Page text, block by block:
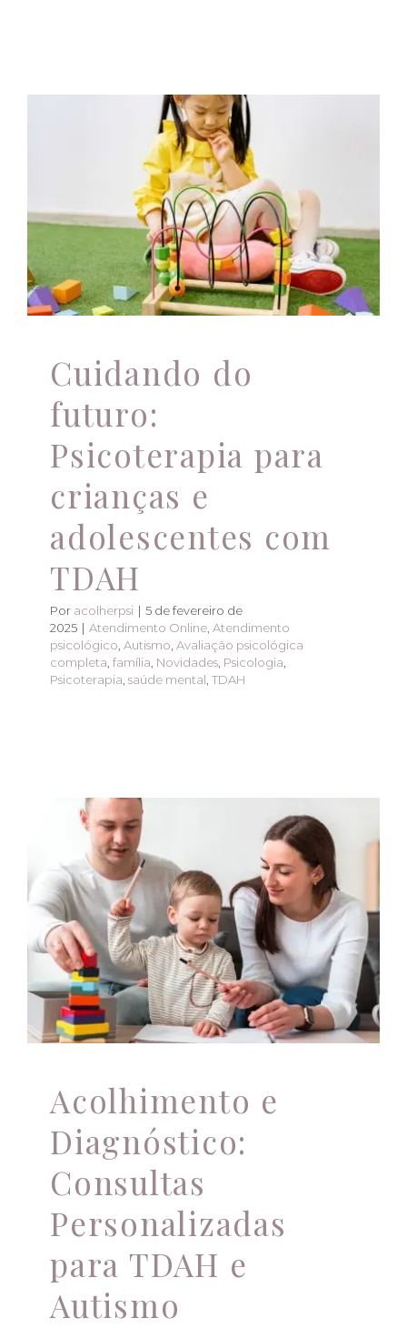
Cuidando do futuro:
Psicoterapia para
crianças e
adolescentes com
TDAH
Atendimento Online Atendimento psicológico
Autismo
Avaliação psicológica completa família
Novidades Psicologia Psicoterapia saúde mental
TDAH
Cuidando do
futuro:
Psicoterapia para
crianças e
adolescentes com
TDAH
Por acolherpsi | 5 de fevereiro de
2025 | Atendimento Online Atendimento
psicológico Autismo Avaliação psicológica
completa família Novidades Psicologia
Psicoterapia saúde mental TDAH
Acolhimento e
Diagnóstico:
Consultas
Personalizadas para
TDAH e Autismo
Atendimento psicológico Autismo Avaliação
psicológica completa família Psicologia
Psicoterapia saúde mental TDAH
Acolhimento e
Diagnóstico:
Consultas
Personalizadas
para TDAH e
Autismo